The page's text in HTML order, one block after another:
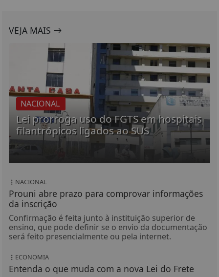
VEJA MAIS
NACIONAL
Lei prorroga uso do FGTS em hospitais
filantrópicos ligados ao SUS
NACIONAL
Prouni abre prazo para comprovar informações
da inscrição
Confirmação é feita junto à instituição superior de
ensino, que pode definir se o envio da documentação
será feito presencialmente ou pela internet.
ECONOMIA
Entenda o que muda com a nova Lei do Frete